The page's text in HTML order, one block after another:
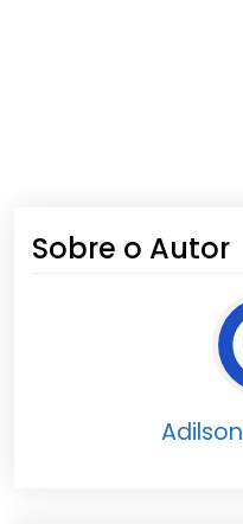
Sobre o Autor